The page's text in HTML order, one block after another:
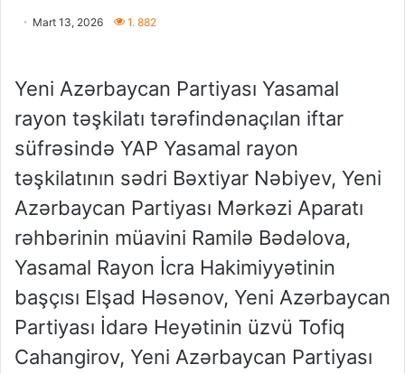
Mart 13, 2026 1. 882
Yeni Azərbaycan Partiyası Yasamal
rayon təşkilatı tərəfindənaçılan iftar
süfrəsində YAP Yasamal rayon
təşkilatının sədri Bəxtiyar Nəbiyev, Yeni
Azərbaycan Partiyası Mərkəzi Aparatı
rəhbərinin müavini Ramilə Bədəlova,
Yasamal Rayon İcra Hakimiyyətinin
başçısı Elşad Həsənov, Yeni Azərbaycan
Partiyası İdarə Heyətinin üzvü Tofiq
Cahangirov, Yeni Azərbaycan Partiyası